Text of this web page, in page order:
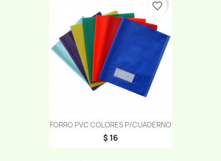
FORRO PVC COLORES P/CUADERNO
$ 16
favorite_border